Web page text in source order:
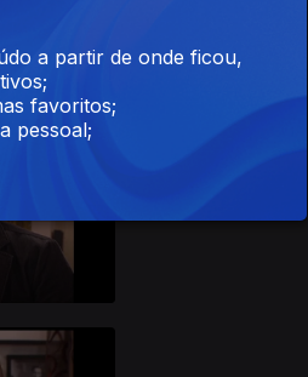
a partir de onde ficou,
favoritos;
pessoal;